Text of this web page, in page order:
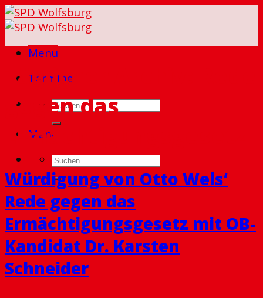
Skip
to
Menu
Termine
Menu
Täglicher Archiv:
gegen das
Ermächtigungsgesetz
Würdigung von Otto Wels‘
Rede gegen das
Ermächtigungsgesetz mit OB-
Kandidat Dr. Karsten
Schneider